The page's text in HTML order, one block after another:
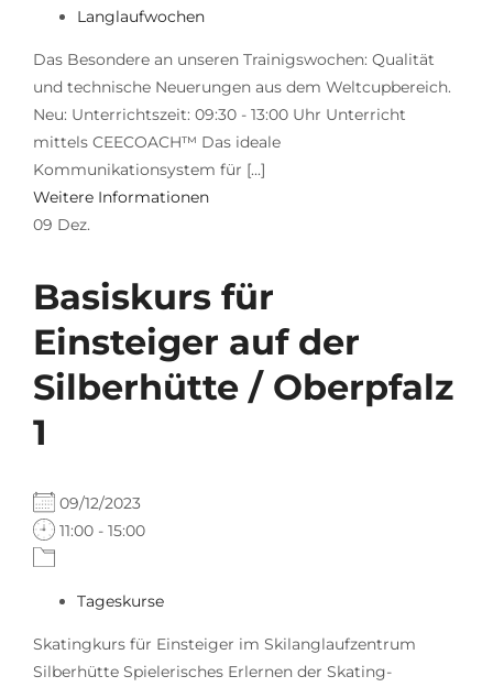
Langlaufwochen
Das Besondere an unseren Trainigswochen: Qualität
und technische Neuerungen aus dem Weltcupbereich.
Neu: Unterrichtszeit: 09:30 - 13:00 Uhr Unterricht
mittels CEECOACH™ Das ideale
Kommunikationsystem für [...]
Weitere Informationen
09 Dez.
Basiskurs für
Einsteiger auf der
Silberhütte / Oberpfalz
1
09/12/2023
11:00 - 15:00
Tageskurse
Skatingkurs für Einsteiger im Skilanglaufzentrum
Silberhütte Spielerisches Erlernen der Skating-